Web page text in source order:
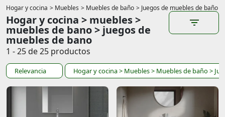
Hogar y cocina > Muebles > Muebles de baño > Juegos de muebles de baño
Hogar y cocina > muebles >
muebles de bano > juegos de
muebles de bano
1 - 25 de 25 productos
Relevancia Hogar y cocina> Muebles> Muebles de baño >